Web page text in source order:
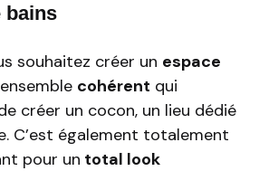
bains
souhaitez créer un espace
cohérent qui
créer un cocon, un lieu dédié
C’est également totalement
pour un total look